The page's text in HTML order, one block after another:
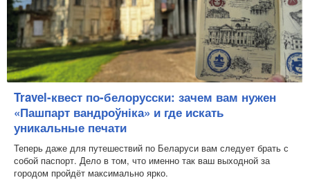
Свято-Успенский монастырь в Жировичах –
неоспоримый оплот православия на белорусских
землях.Непрекращающимся потоком организуются
паломнические туры в Жировичи. Поездка в Жировичи
включена и во многие познавательные маршруты, например,
туристический маршрут «Минск-Слоним-Жировичи».
Дата обновления: 1 апреля 2011
Travel-квест по-белорусски: зачем вам нужен
«Пашпарт вандроўніка» и где искать
уникальные печати
Теперь даже для путешествий по Беларуси вам следует брать с
собой паспорт. Дело в том, что именно так ваш выходной за
городом пройдёт максимально ярко.